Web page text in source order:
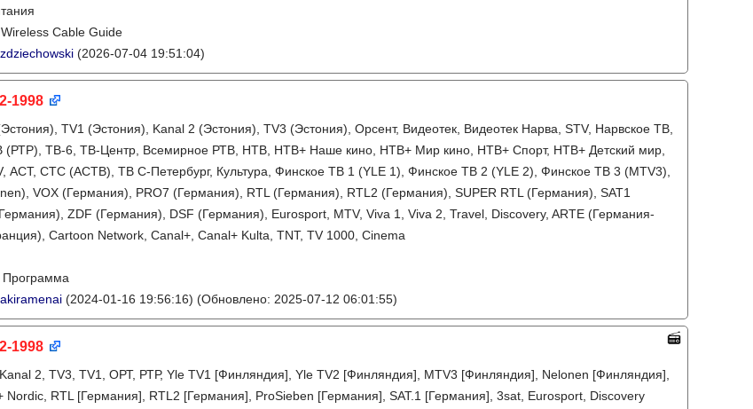
Cable Guide
zdziechowski (2026-07-04 19:51:04)
1998
TV1 (Эстония), Kanal 2 (Эстония), TV3 (Эстония), Орсент, Видеотек, Видеотек Нарва, STV, Нарвское ТВ,
(РТР), ТВ-6, ТВ-Центр, Всемирное РТВ, НТВ, НТВ+ Наше кино, НТВ+ Мир кино, НТВ+ Спорт, НТВ+ Детский мир,
АСТ, СТС (АСТВ), ТВ С-Петербург, Культура, Финское ТВ 1 (YLE 1), Финское ТВ 2 (YLE 2), Финское ТВ 3 (MTV3),
VOX (Германия), PRO7 (Германия), RTL (Германия), RTL2 (Германия), SUPER RTL (Германия), SAT1
ZDF (Германия), DSF (Германия), Eurosport, MTV, Viva 1, Viva 2, Travel, Discovery, ARTE (Германия-
Cartoon Network, Canal+, Canal+ Kulta, TNT, TV 1000, Cinema
akiramenai (2024-01-16 19:56:16) (Обновлено: 2025-07-12 06:01:55)
1998
2, TV3, TV1, ОРТ, РТР, Yle TV1 [Финляндия], Yle TV2 [Финляндия], MTV3 [Финляндия], Nelonen [Финляндия],
Nordic, RTL [Германия], RTL2 [Германия], ProSieben [Германия], SAT.1 [Германия], 3sat, Eurosport, Discovery